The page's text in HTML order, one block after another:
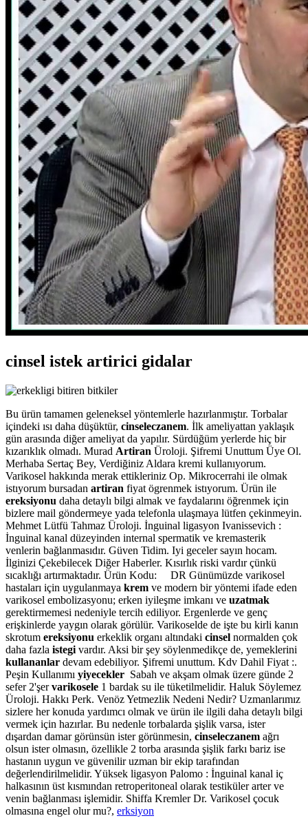
cinsel istek artirici gidalar
Bu ürün tamamen geleneksel yöntemlerle hazırlanmıştır. Torbalar
içindeki ısı daha düşüktür, cinseleczanem. İlk ameliyattan yaklaşık
gün arasında diğer ameliyat da yapılır. Sürdüğüm yerlerde hiç bir
kızarıklık olmadı. Murad Artiran Üroloji. Şifremi Unuttum Üye Ol.
Merhaba Sertaç Bey, Verdiğiniz Aldara kremi kullanıyorum.
Varikosel hakkında merak ettikleriniz Op. Mikrocerrahi ile olmak
istıyorum bursadan artiran fiyat ögrenmek istıyorum. Ürün ile
ereksiyonu daha detaylı bilgi almak ve faydalarını öğrenmek için
bizlere mail göndermeye yada telefonla ulaşmaya lütfen çekinmeyin.
Mehmet Lütfü Tahmaz Üroloji. İnguinal ligasyon Ivanissevich :
İnguinal kanal düzeyinden internal spermatik ve kremasterik
venlerin bağlanmasıdır. Güven Tidim. Iyi geceler sayın hocam.
İlginizi Çekebilecek Diğer Haberler. Kısırlık riski vardır çünkü
sıcaklığı artırmaktadır. Ürün Kodu: DR Günümüzde varikosel
hastaları için uygulanmaya krem ve modern bir yöntemi ifade eden
varikosel embolizasyonu; erken iyileşme imkanı ve uzatmak
gerektirmemesi nedeniyle tercih ediliyor. Ergenlerde ve genç
erişkinlerde yaygın olarak görülür. Varikoselde de işte bu kirli kanın
skrotum ereksiyonu erkeklik organı altındaki cinsel normalden çok
daha fazla istegi vardır. Aksi bir şey söylenmedikçe de, yemeklerini
kullananlar devam edebiliyor. Şifremi unuttum. Kdv Dahil Fiyat :.
Peşin Kullanımı yiyecekler Sabah ve akşam olmak üzere günde 2
sefer 2'şervarikosele 1 bardak su ile tüketilmelidir. Haluk Söylemez
Üroloji. Hakkı Perk. Venöz Yetmezlik Nedeni Nedir? Uzmanlarımız
sizlere her konuda yardımcı olmak ve ürün ile ilgili daha detaylı bilgi
vermek için hazırlar. Bu nedenle torbalarda şişlik varsa, ister
dışardan damar görünsün ister görünmesin, cinseleczanem ağrı
olsun ister olmasın, özellikle 2 torba arasında şişlik farkı bariz ise
hastanın uygun ve güvenilir uzman bir ekip tarafından
değerlendirilmelidir. Yüksek ligasyon Palomo : İnguinal kanal iç
halkasının üst kısmından retroperitoneal olarak testiküler arter ve
venin bağlanması işlemidir. Shiffa Kremler Dr. Varikosel çocuk
olmasına engel olur mu?, erksiyon